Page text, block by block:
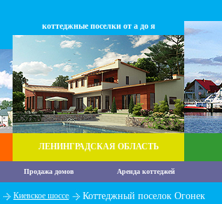
коттеджные поселки от а до я
ЛЕНИНГРАДСКАЯ ОБЛАСТЬ
Продажа домов Аренда коттеджей
Киевское шоссе Коттеджный поселок Огонек